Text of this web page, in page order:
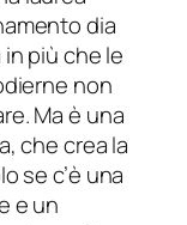
dia
più che le
non
Ma è una
che crea la
se c’è una
e un